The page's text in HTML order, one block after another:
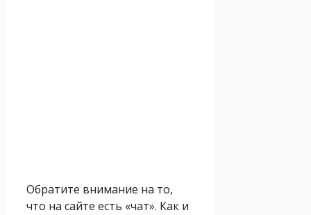
Обратите внимание на то,
что на сайте есть «чат». Как и